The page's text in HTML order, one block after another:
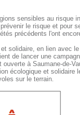
sensibles au risque
le risque et pour
précédents l'ont
solidaire, en lien avec le
de lancer une
à Saumane-de-
écologique et solidaire
sur le terrain.